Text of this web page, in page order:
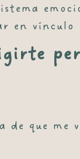
en
de que me